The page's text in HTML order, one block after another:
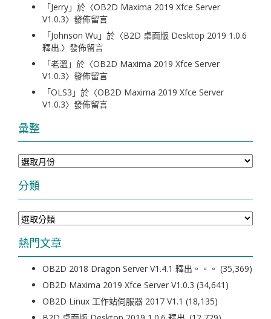
「Jerry」於〈OB2D Maxima 2019 Xfce Server
V1.0.3〉發佈留言
「Johnson Wu 」於〈B2D 桌面版 Desktop 2019 1.0.6
釋出.〉發佈留言
「老溫 」於〈OB2D Maxima 2019 Xfce Server
V1.0.3〉發佈留言
「OLS3 」於〈OB2D Maxima 2019 Xfce Server
V1.0.3〉發佈留言
彙整
彙
整
分類
分
類
熱門文章
OB2D 2018 Dragon Server V1.4.1 釋出。。。 (35,369)
OB2D Maxima 2019 Xfce Server V1.0.3 (34,641)
OB2D Linux 工作站伺服器 2017 V1.1 (18,135)